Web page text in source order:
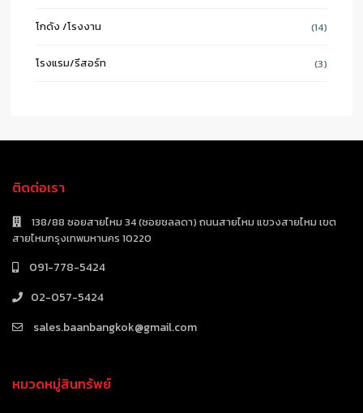
โกดัง /โรงงาน (14)
โรงแรม/รีสอร์ท (3)
ติดต่อเรา
138/88 ซอยสายไหม 34 (ซอยชลลดา) ถนนสายไหม แขวงสายไหม เขต
สายไหมกรุงเทพมหานคร 10220
091-778-5424
02-057-5424
sales.baanbangkok@gmail.com
หมวดหมู่สินทรัพย์